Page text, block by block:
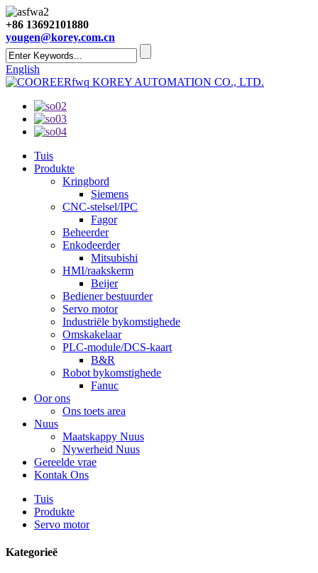
+86 13692101880
yougen@korey.com.cn
English
KOREY AUTOMATION CO., LTD.
Tuis
Produkte
Kringbord
Siemens
CNC-stelsel/IPC
Fagor
Beheerder
Enkodeerder
Mitsubishi
HMI/raakskerm
Beijer
Bediener bestuurder
Servo motor
Industriële bykomstighede
Omskakelaar
PLC-module/DCS-kaart
B&R
Robot bykomstighede
Fanuc
Oor ons
Ons toets area
Nuus
Maatskappy Nuus
Nywerheid Nuus
Gereelde vrae
Kontak Ons
Tuis
Produkte
Servo motor
Kategorieë